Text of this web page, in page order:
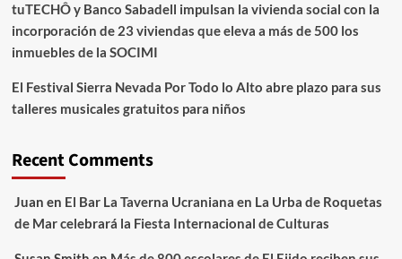
tuTECHÔ y Banco Sabadell impulsan la vivienda social con la
incorporación de 23 viviendas que eleva a más de 500 los
inmuebles de la SOCIMI
El Festival Sierra Nevada Por Todo lo Alto abre plazo para sus
talleres musicales gratuitos para niños
Recent Comments
Juan en El Bar La Taverna Ucraniana en La Urba de Roquetas
de Mar celebrará la Fiesta Internacional de Culturas